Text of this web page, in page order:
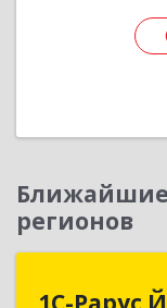
Ближайшие
регионов